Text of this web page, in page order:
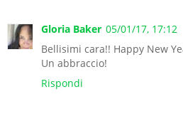
Gloria Baker 05/01/17, 17:12
Bellisimi cara!! Happy New
Un abbraccio!
Rispondi